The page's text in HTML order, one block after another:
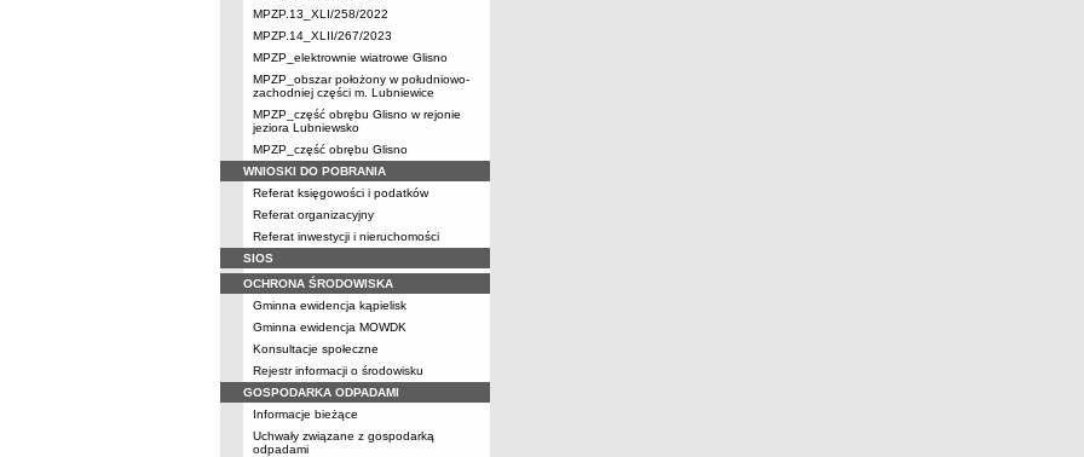
MPZP.13_XLI/258/2022
MPZP.14_XLII/267/2023
MPZP_elektrownie wiatrowe Glisno
MPZP_obszar położony w południowo-
zachodniej części m. Lubniewice
MPZP_część obrębu Glisno w rejonie
jeziora Lubniewsko
MPZP_część obrębu Glisno
WNIOSKI DO POBRANIA
Referat księgowości i podatków
Referat organizacyjny
Referat inwestycji i nieruchomości
SIOS
OCHRONA ŚRODOWISKA
Gminna ewidencja kąpielisk
Gminna ewidencja MOWDK
Konsultacje społeczne
Rejestr informacji o środowisku
GOSPODARKA ODPADAMI
Informacje bieżące
Uchwały związane z gospodarką
odpadami